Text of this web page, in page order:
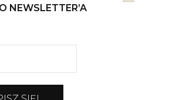
NEWSLETTER’A